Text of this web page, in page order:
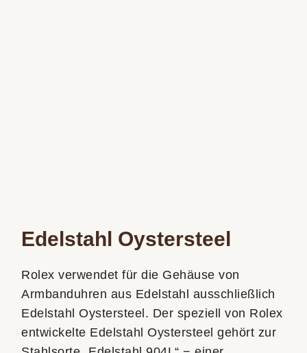
Edelstahl Oystersteel
Rolex verwendet für die Gehäuse von
Armbanduhren aus Edelstahl ausschließlich
Edelstahl Oystersteel. Der speziell von Rolex
entwickelte Edelstahl Oystersteel gehört zur